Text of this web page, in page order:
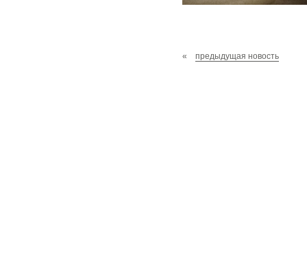
« предыдущая новость